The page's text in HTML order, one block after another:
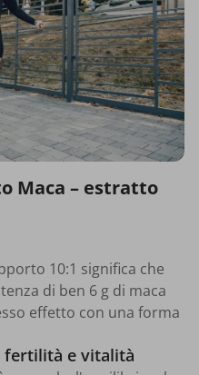
Maca – estratto
10:1 significa che
di ben 6 g di maca
effetto con una forma
fertilità e vitalità